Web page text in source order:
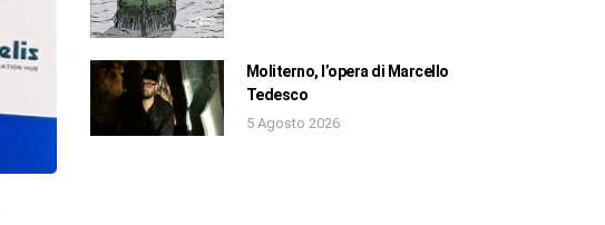
Moliterno, l’opera di Marcello
Tedesco
5 Agosto 2026